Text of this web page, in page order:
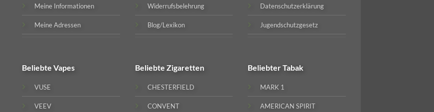
Meine Informationen
Meine Adressen
Widerrufsbelehrung
Blog/Lexikon
Datenschutzerklärung
Jugendschutzgesetz
BeliebteVapes
VUSE
VEEV
Beliebte Zigaretten
CHESTERFIELD
CONVENT
BeliebterTabak
MARK 1
AMERICAN SPIRIT